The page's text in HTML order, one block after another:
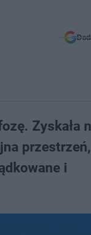
Zyskała
i